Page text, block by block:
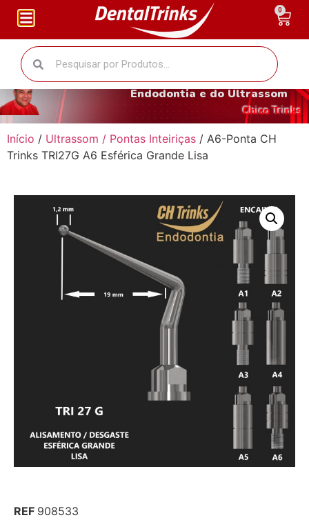
O fantástico mundo da
Endodontia e do Ultrassom
Chico Trinks
Início / Ultrassom / Pontas Inteiriças / A6-Ponta CH
Trinks TRI27G A6 Esférica Grande Lisa
REF 908533
0